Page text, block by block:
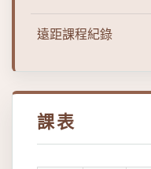
遠距課程紀錄
課表